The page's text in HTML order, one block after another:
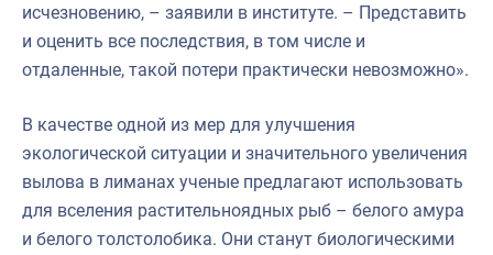
исчезновению, – заявили в институте. – Представить
и оценить все последствия, в том числе и
отдаленные, такой потери практически невозможно».
В качестве одной из мер для улучшения
экологической ситуации и значительного увеличения
вылова в лиманах ученые предлагают использовать
для вселения растительноядных рыб – белого амура
и белого толстолобика. Они станут биологическими